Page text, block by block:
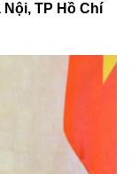
TP Hồ Chí